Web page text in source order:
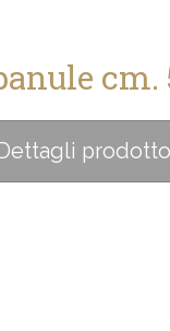
cm.
Dettagli prodotto